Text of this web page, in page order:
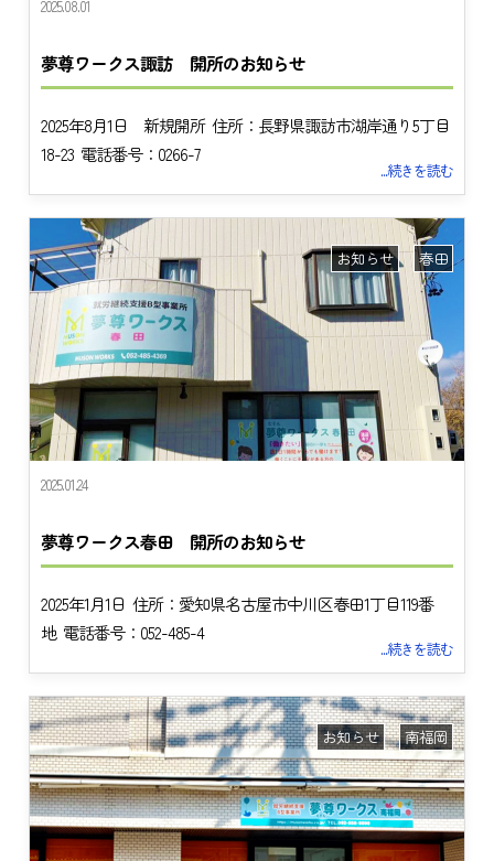
2025.08.01
夢尊ワークス諏訪 開所のお知らせ
2025年8月1日 新規開所 住所：長野県諏訪市湖岸通り5丁目
18-23 電話番号：0266-7
...続きを読む
2025.01.24
夢尊ワークス春田 開所のお知らせ
お知らせ 春田
2025年1月1日 住所：愛知県名古屋市中川区春田1丁目119番
地 電話番号：052-485-4
...続きを読む
お知らせ 南福岡